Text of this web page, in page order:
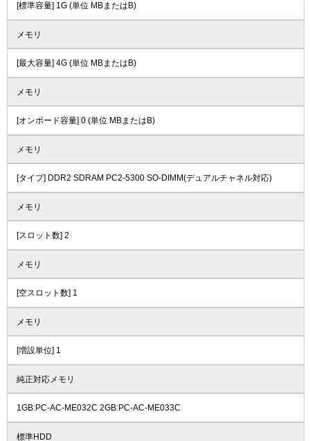
[標準容量] 1G (単位 MBまたはB)
メモリ
[最大容量] 4G (単位 MBまたはB)
メモリ
[オンボード容量] 0 (単位 MBまたはB)
メモリ
[タイプ] DDR2 SDRAM PC2-5300 SO-DIMM(デュアルチャネル対応)
メモリ
[スロット数] 2
メモリ
[空スロット数] 1
メモリ
[増設単位] 1
純正対応メモリ
1GB:PC-AC-ME032C 2GB:PC-AC-ME033C
標準HDD